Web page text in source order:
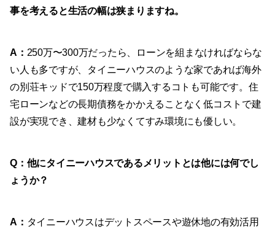
事を考えると生活の幅は狭まりますね。
A ： 250万〜300万だったら、ローンを組まなければならな
い人も多ですが、タイニーハウスのような家であれば海外
の別荘キッドで150万程度で購入するコトも可能です。住
宅ローンなどの長期債務をかかえることなく低コストで建
設が実現でき、建材も少なくてすみ環境にも優しい。
Q：他にタイニーハウスであるメリットとは他には何でし
ょうか？
A： タイニーハウスはデットスペースや遊休地の有効活用